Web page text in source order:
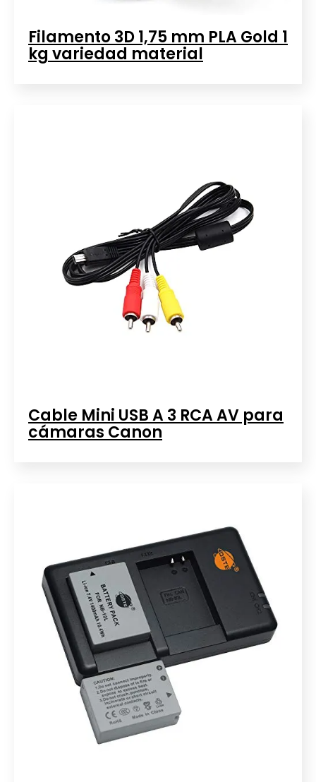
Filamento 3D 1,75 mm PLA Gold 1
kg variedad material
Cable Mini USB A 3 RCA AV para
cámaras Canon